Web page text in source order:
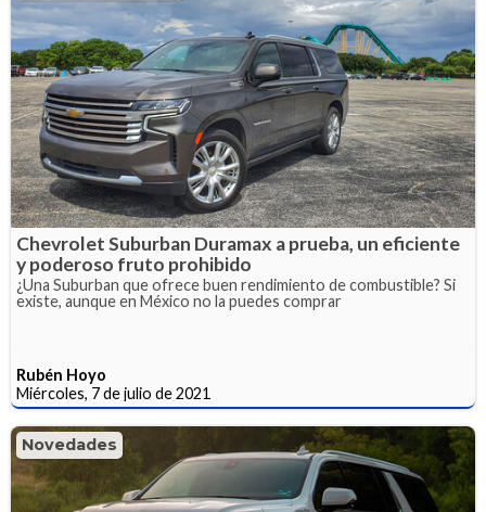
Chevrolet Suburban Duramax a prueba, un eficiente
y poderoso fruto prohibido
¿Una Suburban que ofrece buen rendimiento de combustible? Si
existe, aunque en México no la puedes comprar
Rubén Hoyo
Miércoles, 7 de julio de 2021
Novedades